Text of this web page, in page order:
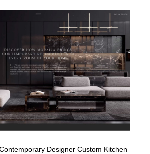
Designer Custom Kitchen